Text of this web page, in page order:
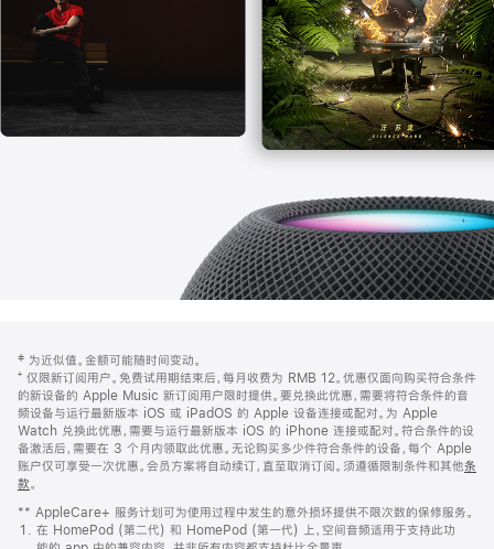
页
页
脚
注
‡ 为近似值。金额可能随时间变动。
⁺ 仅限新订阅用户。免费试用期结束后，每月收费为 RMB 12。优惠仅面向购买符合条件
的新设备的 Apple Music 新订阅用户限时提供。要兑换此优惠，需要将符合条件的音
频设备与运行最新版本 iOS 或 iPadOS 的 Apple 设备连接或配对。为 Apple
Watch 兑换此优惠，需要与运行最新版本 iOS 的 iPhone 连接或配对。符合条件的设
备激活后，需要在 3 个月内领取此优惠。无论购买多少件符合条件的设备，每个 Apple
账户仅可享受一次优惠。会员方案将自动续订，直至取消订阅。须遵循限制条件和其他条
款。
窗
口
** AppleCare+ 服务计划可为使用过程中发生的意外损坏提供不限次数的保修服务。
在 HomePod (第二代) 和 HomePod (第一代) 上，空间音频适用于支持此功